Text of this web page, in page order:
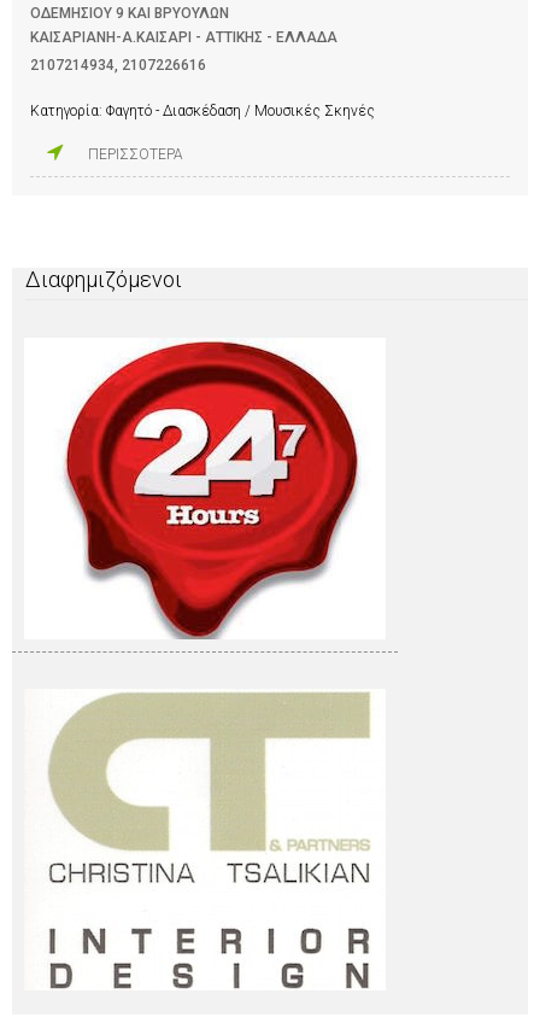
ΟΔΕΜΗΣΙΟΥ 9 ΚΑΙ ΒΡΥΟΥΛΩΝ
ΚΑΙΣΑΡΙΑΝΗ-Α.ΚΑΙΣΑΡΙ - ΑΤΤΙΚΗΣ - ΕΛΛΑΔΑ
2107214934 2107226616
Κατηγορία: Φαγητό - Διασκέδαση / Μουσικές Σκηνές
ΠΕΡΙΣΣΟΤΕΡΑ
Διαφημιζόμενοι